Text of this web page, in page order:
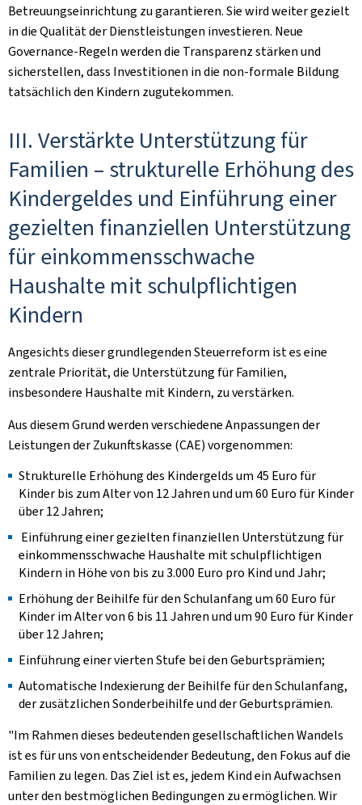
Betreuungseinrichtung zu garantieren. Sie wird weiter gezielt
in die Qualität der Dienstleistungen investieren. Neue
Governance-Regeln werden die Transparenz stärken und
sicherstellen, dass Investitionen in die non-formale Bildung
tatsächlich den Kindern zugutekommen.
III. Verstärkte Unterstützung für
Familien – strukturelle Erhöhung des
Kindergeldes und Einführung einer
gezielten finanziellen Unterstützung
für einkommensschwache
Haushalte mit schulpflichtigen
Kindern
Angesichts dieser grundlegenden Steuerreform ist es eine
zentrale Priorität, die Unterstützung für Familien,
insbesondere Haushalte mit Kindern, zu verstärken.
Aus diesem Grund werden verschiedene Anpassungen der
Leistungen der Zukunftskasse (CAE) vorgenommen:
Strukturelle Erhöhung des Kindergelds um 45 Euro für
Kinder bis zum Alter von 12 Jahren und um 60 Euro für Kinder
über 12 Jahren;
Einführung einer gezielten finanziellen Unterstützung für
einkommensschwache Haushalte mit schulpflichtigen
Kindern in Höhe von bis zu 3.000 Euro pro Kind und Jahr;
Erhöhung der Beihilfe für den Schulanfang um 60 Euro für
Kinder im Alter von 6 bis 11 Jahren und um 90 Euro für Kinder
über 12 Jahren;
Einführung einer vierten Stufe bei den Geburtsprämien;
Automatische Indexierung der Beihilfe für den Schulanfang,
der zusätzlichen Sonderbeihilfe und der Geburtsprämien.
"Im Rahmen dieses bedeutenden gesellschaftlichen Wandels
ist es für uns von entscheidender Bedeutung, den Fokus auf die
Familien zu legen. Das Ziel ist es, jedem Kind ein Aufwachsen
unter den bestmöglichen Bedingungen zu ermöglichen. Wir